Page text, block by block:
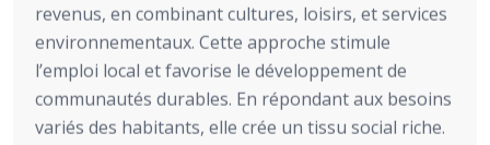
revenus, en combinant cultures, loisirs, et services
environnementaux. Cette approche stimule
l’emploi local et favorise le développement de
communautés durables. En répondant aux besoins
variés des habitants, elle crée un tissu social riche.